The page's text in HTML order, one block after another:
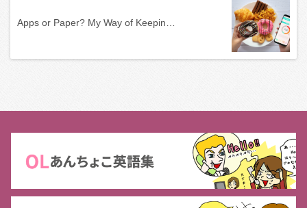
Apps or Paper? My Way of Keepin…